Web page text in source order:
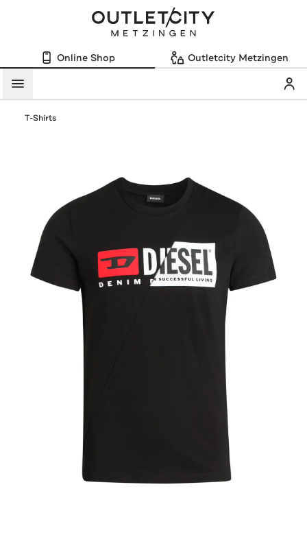
Online Shop Outletcity Metzingen
Menü
T-Shirts